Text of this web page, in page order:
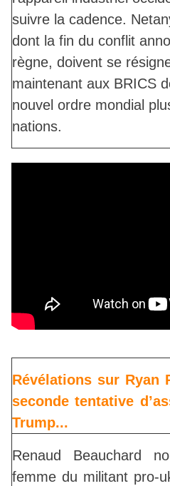
suivre la cadence.
dont la fin du conflit
règne, doivent se
maintenant aux BRICS
nouvel ordre mondial
nations.
Révélations sur Ryan
seconde tentative
Trump...
Renaud Beauchard
femme du militant pro-